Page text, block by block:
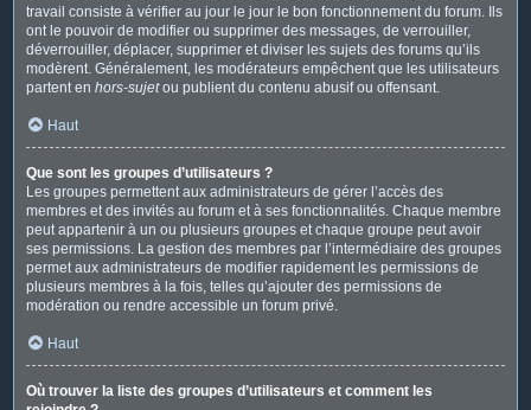
travail consiste à vérifier au jour le jour le bon fonctionnement du forum. Ils
ont le pouvoir de modifier ou supprimer des messages, de verrouiller,
déverrouiller, déplacer, supprimer et diviser les sujets des forums qu’ils
modèrent. Généralement, les modérateurs empêchent que les utilisateurs
partent en hors-sujetou publient du contenu abusif ou offensant.
Haut
Que sont les groupes d’utilisateurs ?
Les groupes permettent aux administrateurs de gérer l’accès des
membres et des invités au forum et à ses fonctionnalités. Chaque membre
peut appartenir à un ou plusieurs groupes et chaque groupe peut avoir
ses permissions. La gestion des membres par l’intermédiaire des groupes
permet aux administrateurs de modifier rapidement les permissions de
plusieurs membres à la fois, telles qu’ajouter des permissions de
modération ou rendre accessible un forum privé.
Haut
Où trouver la liste des groupes d’utilisateurs et comment les